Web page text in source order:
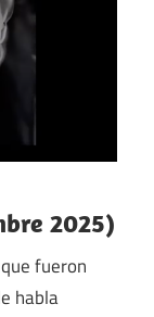
2025)
fueron
habla